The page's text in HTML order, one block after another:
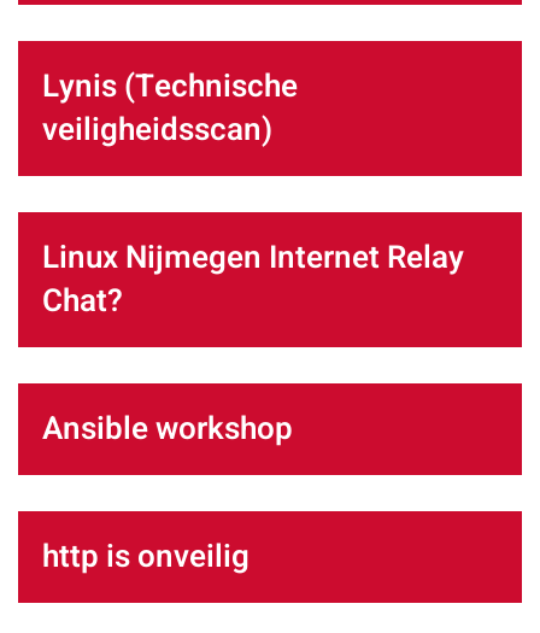
Lynis (Technische
veiligheidsscan)
Linux Nijmegen Internet Relay
Chat?
Ansible workshop
http is onveilig